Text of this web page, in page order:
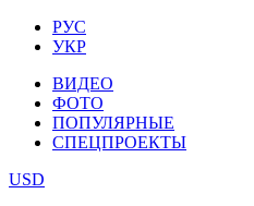
РУС
УКР
ВИДЕО
ФОТО
ПОПУЛЯРНЫЕ
СПЕЦПРОЕКТЫ
USD